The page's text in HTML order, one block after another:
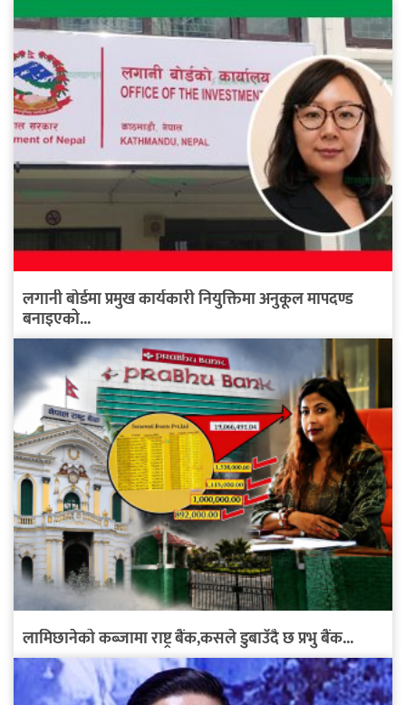
लगानी बोर्डमा प्रमुख कार्यकारी नियुक्तिमा अनुकूल मापदण्ड
बनाइएको...
लामिछानेको कब्जामा राष्ट्र बैंक,कसले डुबाउँदै छ प्रभु बैंक...